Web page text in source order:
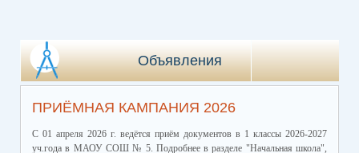
Объявления
ПРИЁМНАЯ КАМПАНИЯ 2026
С 01 апреля 2026 г. ведётся приём документов в 1 классы 2026-2027
уч.года в МАОУ СОШ № 5. Подробнее в разделе "Начальная школа",